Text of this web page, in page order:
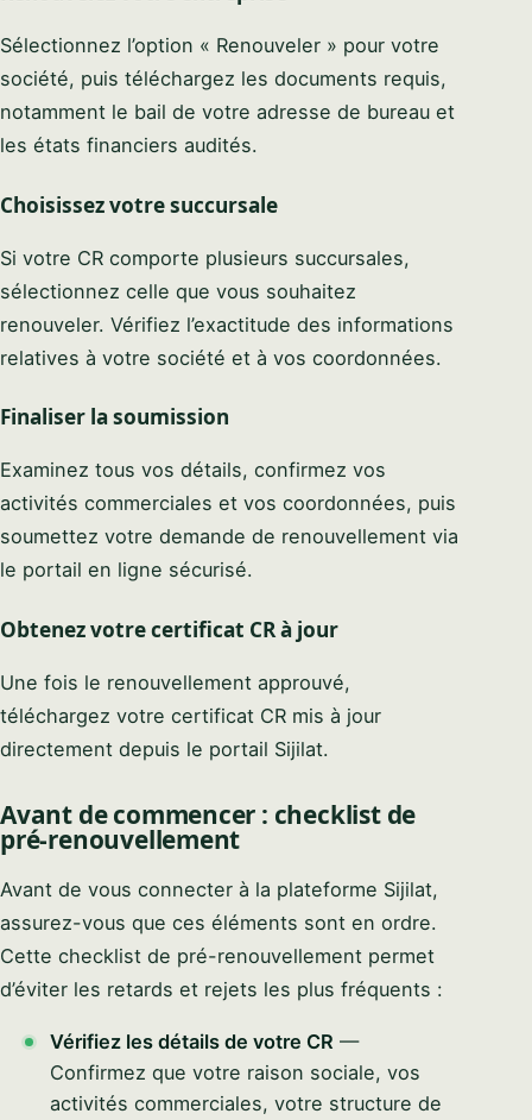
Sélectionnez l’option « Renouveler » pour votre
société, puis téléchargez les documents requis,
notamment le bail de votre adresse de bureau et
les états financiers audités.
Choisissez votre succursale
Si votre CR comporte plusieurs succursales,
sélectionnez celle que vous souhaitez
renouveler. Vérifiez l’exactitude des informations
relatives à votre société et à vos coordonnées.
Finaliser la soumission
Examinez tous vos détails, confirmez vos
activités commerciales et vos coordonnées, puis
soumettez votre demande de renouvellement via
le portail en ligne sécurisé.
Obtenez votre certificat CR à jour
Une fois le renouvellement approuvé,
téléchargez votre certificat CR mis à jour
directement depuis le portail Sijilat.
Avant de commencer : checklist de
pré-renouvellement
Avant de vous connecter à la plateforme Sijilat,
assurez-vous que ces éléments sont en ordre.
Cette checklist de pré-renouvellement permet
d’éviter les retards et rejets les plus fréquents :
Vérifiez les détails de votre CR —
Confirmez que votre raison sociale, vos
activités commerciales, votre structure de